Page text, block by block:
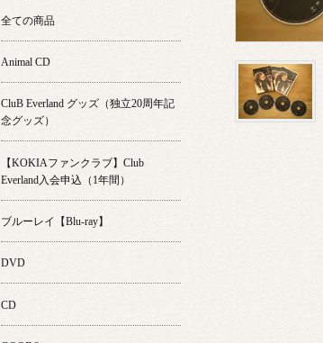
全ての商品
Animal CD
CluB Everland グッズ（独立20周年記
念グッズ）
【KOKIAファンクラブ】Club
Everland入会申込（1年間）
ブルーレイ【Blu-ray】
DVD
CD